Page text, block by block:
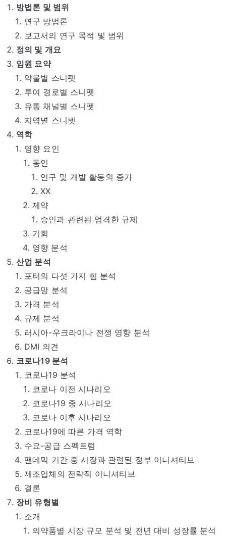
방법론 및 범위
연구 방법론
보고서의 연구 목적 및 범위
정의 및 개요
임원 요약
약물별 스니펫
투여 경로별 스니펫
유통 채널별 스니펫
지역별 스니펫
역학
영향 요인
동인
연구 및 개발 활동의 증가
XX
제약
승인과 관련된 엄격한 규제
기회
영향 분석
산업 분석
포터의 다섯 가지 힘 분석
공급망 분석
가격 분석
규제 분석
러시아-우크라이나 전쟁 영향 분석
DMI 의견
코로나19 분석
코로나19 분석
코로나 이전 시나리오
코로나19 중 시나리오
코로나 이후 시나리오
코로나19에 따른 가격 역학
수요-공급 스펙트럼
팬데믹 기간 중 시장과 관련된 정부 이니셔티브
제조업체의 전략적 이니셔티브
결론
장비 유형별
소개
의약품별 시장 규모 분석 및 전년 대비 성장률 분석